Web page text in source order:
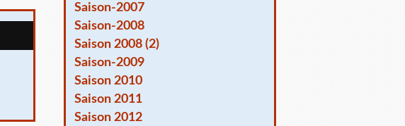
Saison-2007
Saison-2008
Saison 2008 (2)
Saison-2009
Saison 2010
Saison 2011
Saison 2012